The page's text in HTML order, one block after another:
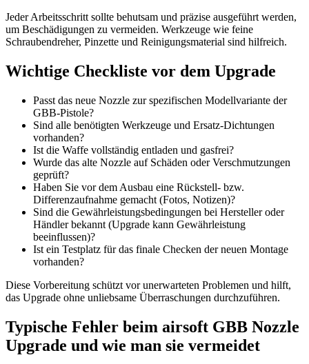
Jeder Arbeitsschritt sollte behutsam und präzise ausgeführt werden,
um Beschädigungen zu vermeiden. Werkzeuge wie feine
Schraubendreher, Pinzette und Reinigungsmaterial sind hilfreich.
Wichtige Checkliste vor dem Upgrade
Passt das neue Nozzle zur spezifischen Modellvariante der
GBB-Pistole?
Sind alle benötigten Werkzeuge und Ersatz-Dichtungen
vorhanden?
Ist die Waffe vollständig entladen und gasfrei?
Wurde das alte Nozzle auf Schäden oder Verschmutzungen
geprüft?
Haben Sie vor dem Ausbau eine Rückstell- bzw.
Differenzaufnahme gemacht (Fotos, Notizen)?
Sind die Gewährleistungsbedingungen bei Hersteller oder
Händler bekannt (Upgrade kann Gewährleistung
beeinflussen)?
Ist ein Testplatz für das finale Checken der neuen Montage
vorhanden?
Diese Vorbereitung schützt vor unerwarteten Problemen und hilft,
das Upgrade ohne unliebsame Überraschungen durchzuführen.
Typische Fehler beim airsoft GBB Nozzle
Upgrade und wie man sie vermeidet